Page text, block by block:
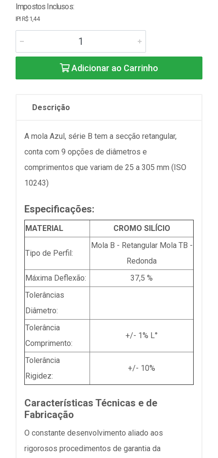
Impostos Inclusos:
IPI R$ 1,44
Adicionar ao Carrinho
Descrição
A mola Azul, série B tem a secção retangular,
conta com 9 opções de diâmetros e
comprimentos que variam de 25 a 305 mm (ISO
10243)
Especificações:
MATERIAL CROMO SILÍCIO
Tipo de Perfil:
Mola B - Retangular Mola TB -
Redonda
Máxima Deflexão:
37,5 %
Tolerâncias
Diâmetro:
Tolerância
Comprimento:
+/- 1% L°
Tolerância
Rigidez:
+/- 10%
Características Técnicas e de
Fabricação
O constante desenvolvimento aliado aos
rigorosos procedimentos de garantia da